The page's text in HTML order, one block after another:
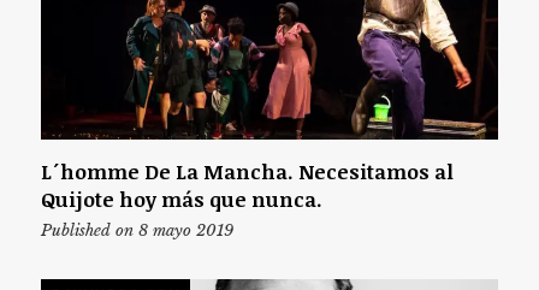
L´homme De La Mancha. Necesitamos al
Quijote hoy más que nunca.
Published on 8 mayo 2019